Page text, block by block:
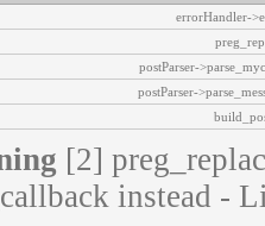
errorHandler-
postParser-
postParser-
[2]
instead -